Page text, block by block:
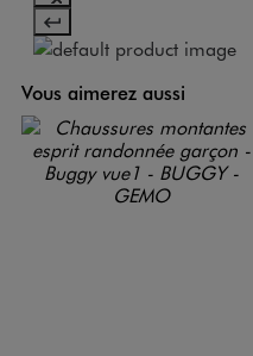
Vous aimerez aussi